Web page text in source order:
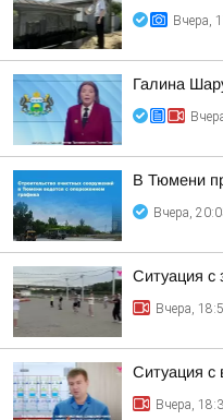
Вчера,
Галина
В Тюмени
Вчера,
Ситуация с
Вчера,
Ситуация с
Вчера,